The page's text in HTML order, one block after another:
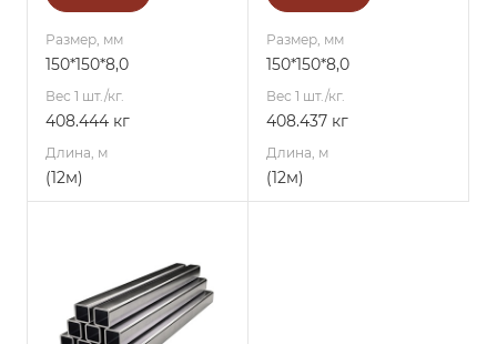
Размер, мм
150*150*8,0
Вес 1 шт./кг.
408.444 кг
Длина, м
(12м)
Размер, мм
150*150*8,0
Вес 1 шт./кг.
408.437 кг
Длина, м
(12м)